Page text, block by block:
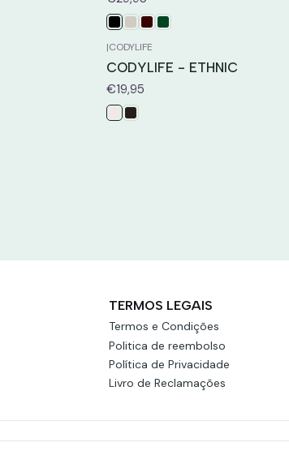
|CODYLIFE
CODYLIFE - ETHNIC
€19,95
TERMOS LEGAIS
Termos e Condições
Politica de reembolso
Política de Privacidade
Livro de Reclamações